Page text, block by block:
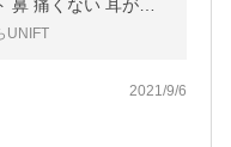
鼻 痛くない 耳が痛
キッズ 蒸れない 平
UNIFT
2021/9/6